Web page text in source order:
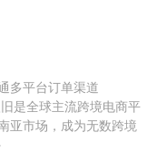
多平台订单渠道
是全球主流跨境电商平
亚市场，成为无数跨境